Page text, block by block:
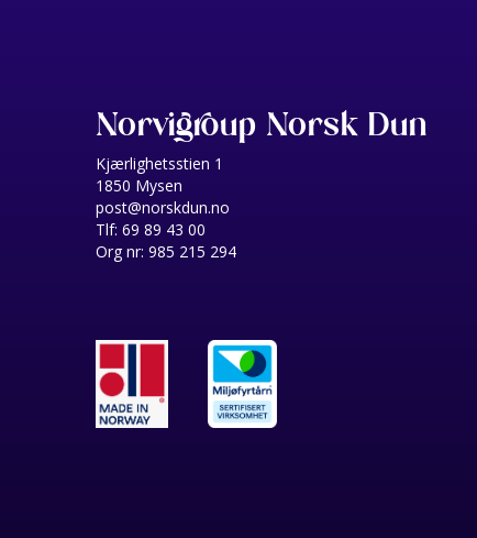
Norvigroup Norsk Dun
Kjærlighetsstien 1
1850 Mysen
post@norskdun.no
Tlf: 69 89 43 00
Org nr: 985 215 294